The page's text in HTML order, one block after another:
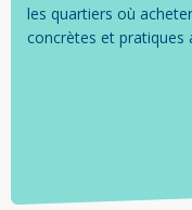
les quartiers où
concrètes et pratiques